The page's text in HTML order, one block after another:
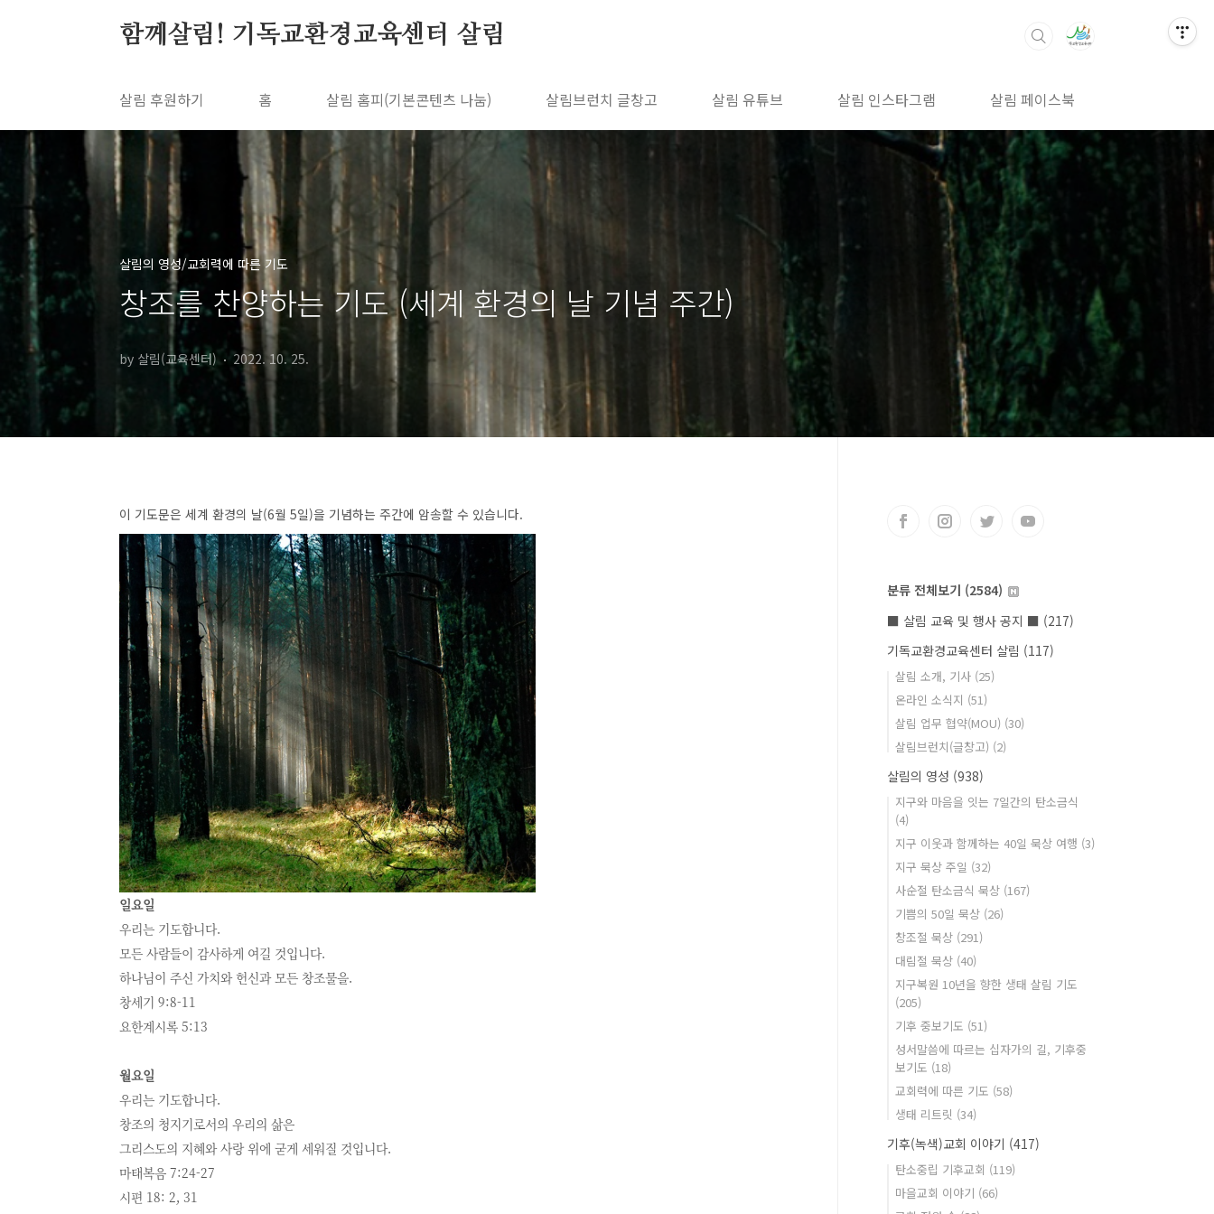
함께살림! 기독교환경교육센터 살림
살림 후원하기 홈 살림 홈피(기본콘텐츠 나눔) 살림브런치 글창고 살림 유튜브 살림 인스타그램 살림 페이스북
살림의 영성/교회력에 따른 기도
창조를 찬양하는 기도 (세계 환경의 날 기념 주간)
by 살림(교육센터) 2022. 10. 25.
이 기도문은 세계 환경의 날(6월 5일)을 기념하는 주간에 암송할 수 있습니다.
일요일
우리는 기도합니다.
모든 사람들이 감사하게 여길 것입니다.
하나님이 주신 가치와 헌신과 모든 창조물을.
창세기 9:8-11
요한계시록 5:13
월요일
우리는 기도합니다.
창조의 청지기로서의 우리의 삶은
그리스도의 지혜와 사랑 위에 굳게 세워질 것입니다.
마태복음 7:24-27
시편 18: 2, 31
분류 전체보기 (2584)
■ 살림 교육 및 행사 공지 ■ (217)
기독교환경교육센터 살림 (117)
살림 소개, 기사 (25)
온라인 소식지 (51)
살림 업무 협약(MOU) (30)
살림브런치(글창고) (2)
살림의 영성 (938)
지구와 마음을 잇는 7일간의 탄소금식
(4)
지구 이웃과 함께하는 40일 묵상 여행 (3)
지구 묵상 주일 (32)
사순절 탄소금식 묵상 (167)
기쁨의 50일 묵상 (26)
창조절 묵상 (291)
대림절 묵상 (40)
지구복원 10년을 향한 생태 살림 기도
(205)
기후 중보기도 (51)
성서말씀에 따르는 십자가의 길, 기후중
보기도 (18)
교회력에 따른 기도 (58)
생태 리트릿 (34)
기후(녹색)교회 이야기 (417)
탄소중립 기후교회 (119)
마을교회 이야기 (66)